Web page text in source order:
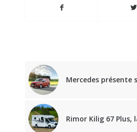
Mercedes présente
Rimor Kilig 67